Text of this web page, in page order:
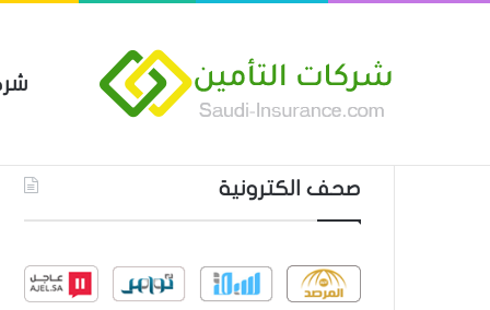
أحدث المواضيع بوليصة التأمين العام من شركة
صحف الكترونية